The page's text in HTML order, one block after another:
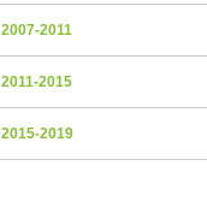
2011
2015
2019